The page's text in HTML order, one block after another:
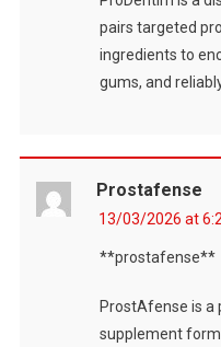
pairs targeted
ingredients to
gums, and
Prostafense
13/03/2026 at
**prostafense**
ProstAfense is
supplement